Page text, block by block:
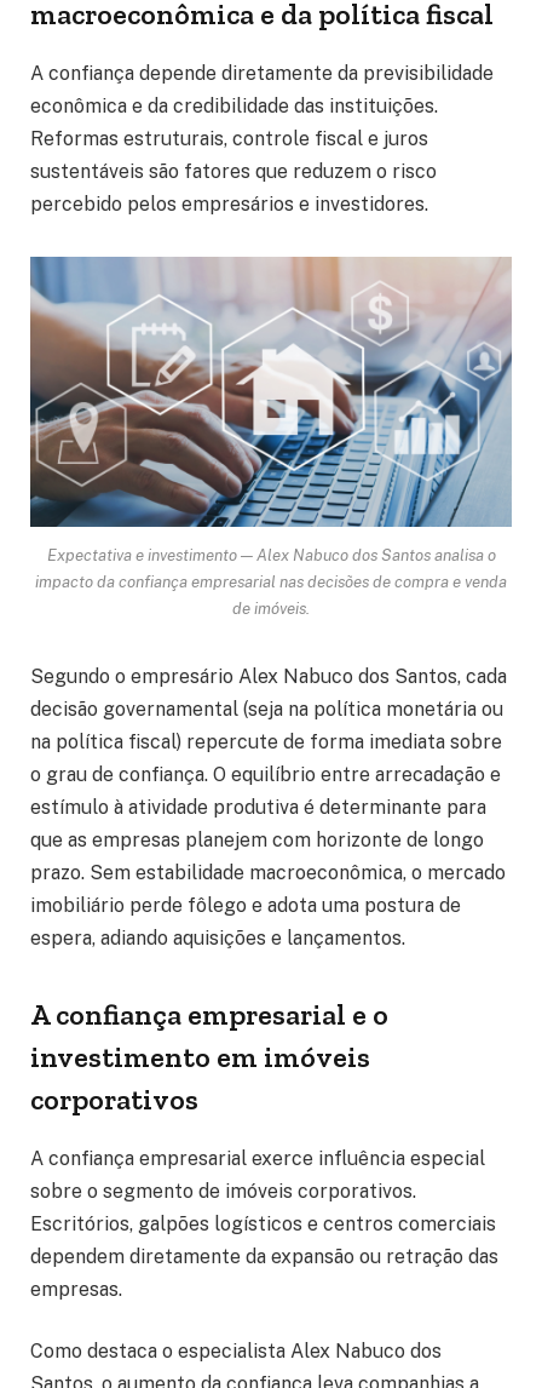
macroeconômica e da política fiscal
A confiança depende diretamente da previsibilidade
econômica e da credibilidade das instituições.
Reformas estruturais, controle fiscal e juros
sustentáveis são fatores que reduzem o risco
percebido pelos empresários e investidores.
Expectativa e investimento — Alex Nabuco dos Santos analisa o
impacto da confiança empresarial nas decisões de compra e venda
de imóveis.
Segundo o empresário Alex Nabuco dos Santos, cada
decisão governamental (seja na política monetária ou
na política fiscal) repercute de forma imediata sobre
o grau de confiança. O equilíbrio entre arrecadação e
estímulo à atividade produtiva é determinante para
que as empresas planejem com horizonte de longo
prazo. Sem estabilidade macroeconômica, o mercado
imobiliário perde fôlego e adota uma postura de
espera, adiando aquisições e lançamentos.
A confiança empresarial e o
investimento em imóveis
corporativos
A confiança empresarial exerce influência especial
sobre o segmento de imóveis corporativos.
Escritórios, galpões logísticos e centros comerciais
dependem diretamente da expansão ou retração das
empresas.
Como destaca o especialista Alex Nabuco dos